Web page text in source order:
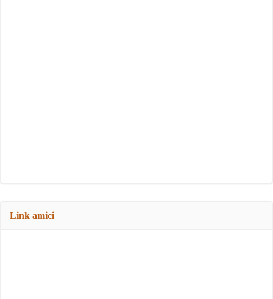
Link amici